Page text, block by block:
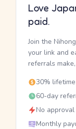
Love
paid.
Join the
your link and
referrals
30%
60-day
No
Monthly